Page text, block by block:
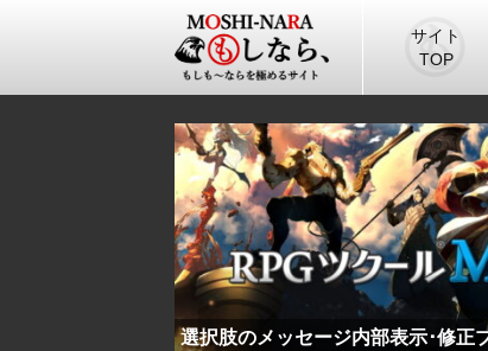
サイト
TOP
ブラウン管フィルタプラグイン